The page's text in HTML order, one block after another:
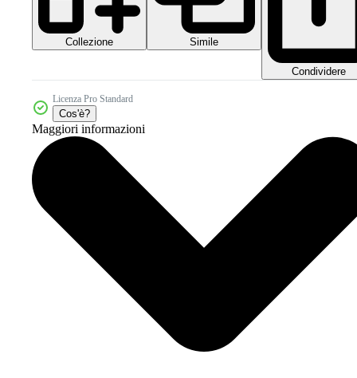
Collezione Simile
Condividere
Licenza Pro Standard
Cos'è?
Maggiori informazioni